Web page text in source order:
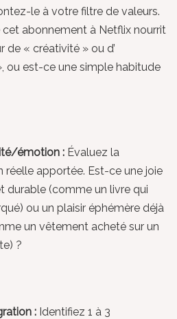
le à votre filtre de valeurs.
abonnement à Netflix nourrit
de « créativité » ou d’
ou est-ce une simple habitude
émotion : Évaluez la
réelle apportée. Est-ce une joie
durable (comme un livre qui
ou un plaisir éphémère déjà
un vêtement acheté sur un
?
: Identifiez 1 à 3